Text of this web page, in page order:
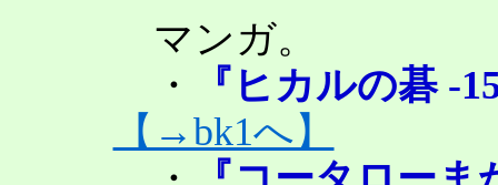
マンガ。
・
『ヒカルの碁 -
【→bk1へ】